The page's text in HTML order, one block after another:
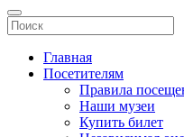
Главная
Посетителям
Правила
Наши музеи
Купить билет